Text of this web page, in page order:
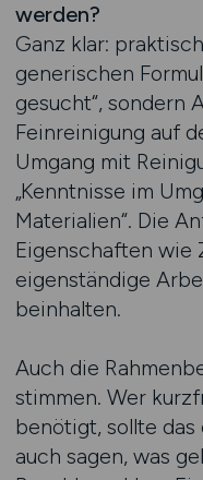
werden?
Ganz klar:
generischen
gesucht“, sondern
Feinreinigung auf
Umgang mit
„Kenntnisse im
Materialien“. Die
Eigenschaften wie
eigenständige
beinhalten.
Auch die
stimmen. Wer
benötigt, sollte
auch sagen, was